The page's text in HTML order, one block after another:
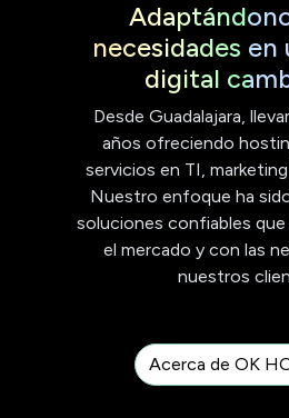
necesidades en
digital
Desde Guadalajara,
años ofreciendo
servicios en TI,
Nuestro enfoque ha
soluciones confiables
el mercado y con las
nuestros
Acerca de OK